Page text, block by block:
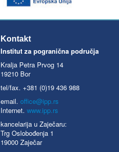
Kontakt
Institut za pogranična područja
Kralja Petra Prvog 14
19210 Bor
tel/fax. +381 (0)19 436 988
email.office@ipp.rs
Internet.www.ipp.rs
kancelarija u Zaječaru:
Trg Oslobođenja 1
19000 Zaječar